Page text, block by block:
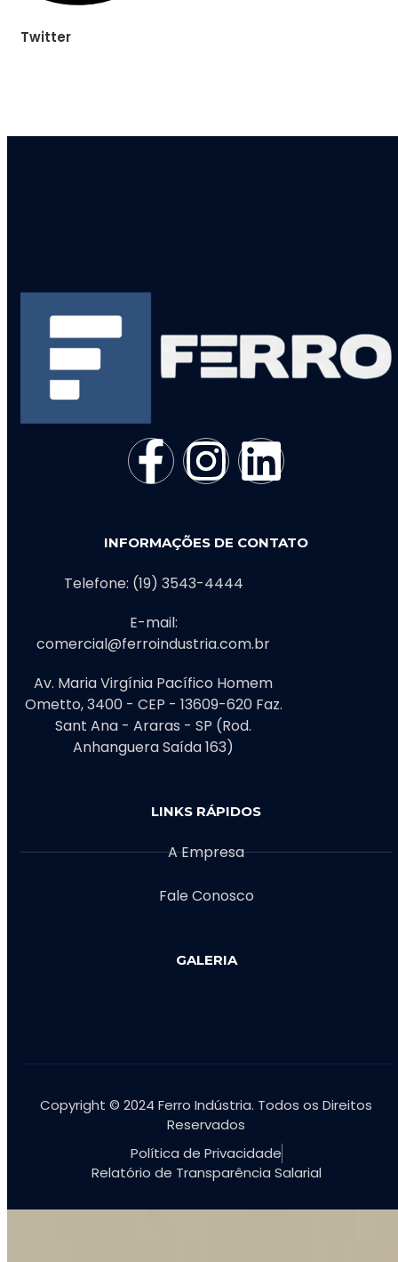
Twitter
INFORMAÇÕES DE CONTATO
Telefone: (19) 3543-4444
E-mail:
comercial@ferroindustria.com.br
Av. Maria Virgínia Pacífico Homem
Ometto, 3400 - CEP - 13609-620 Faz.
Sant Ana - Araras - SP (Rod.
Anhanguera Saída 163)
LINKS RÁPIDOS
A Empresa
Fale Conosco
GALERIA
Copyright © 2024 Ferro Indústria. Todos os Direitos
Reservados
Política de Privacidade
Relatório de Transparência Salarial